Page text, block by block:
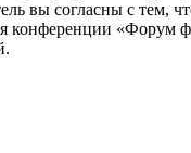
вы согласны с тем,
конференции «Форум